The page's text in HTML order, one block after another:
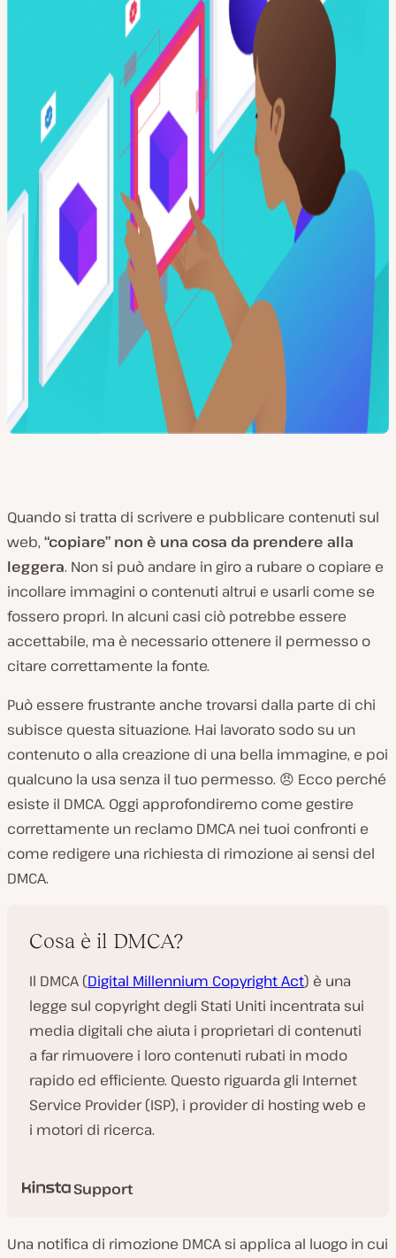
Quando si tratta di scrivere e pubblicare contenuti sul
web, “copiare” non è una cosa da prendere alla
leggera. Non si può andare in giro a rubare o copiare e
incollare immagini o contenuti altrui e usarli come se
fossero propri. In alcuni casi ciò potrebbe essere
accettabile, ma è necessario ottenere il permesso o
citare correttamente la fonte.
Può essere frustrante anche trovarsi dalla parte di chi
subisce questa situazione. Hai lavorato sodo su un
contenuto o alla creazione di una bella immagine, e poi
qualcuno la usa senza il tuo permesso. 😠 Ecco perché
esiste il DMCA. Oggi approfondiremo come gestire
correttamente un reclamo DMCA nei tuoi confronti e
come redigere una richiesta di rimozione ai sensi del
DMCA.
Cosa è il DMCA?
Il DMCA (Digital Millennium Copyright Act) è una
legge sul copyright degli Stati Uniti incentrata sui
media digitali che aiuta i proprietari di contenuti
a far rimuovere i loro contenuti rubati in modo
rapido ed efficiente. Questo riguarda gli Internet
Service Provider (ISP), i provider di hosting web e
i motori di ricerca.
Support
Una notifica di rimozione DMCA si applica al luogo in cui